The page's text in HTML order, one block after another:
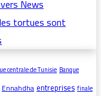
centrale de TunisieBanque
Ennahdhaentreprises finale